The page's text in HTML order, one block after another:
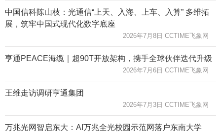
中国信科陈山枝：光通信“上天、入海、上车、入算” 多维拓
展，筑牢中国式现代化数字底座
2026年7月8日 CCTIME飞象网
亨通PEACE海缆｜超90T开放架构，携手全球伙伴迭代升级
2026年7月6日 CCTIME飞象网
王维走访调研亨通集团
2026年7月3日 CCTIME飞象网
万兆光网智启东大：AI万兆全光校园示范网落户东南大学